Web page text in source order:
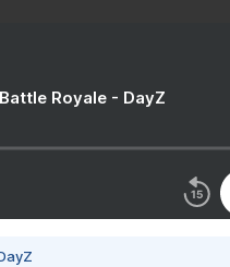
Royale - DayZ